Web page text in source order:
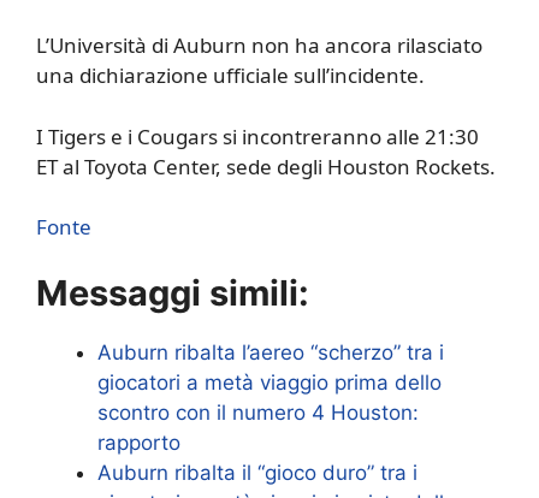
L’Università di Auburn non ha ancora rilasciato
una dichiarazione ufficiale sull’incidente.
I Tigers e i Cougars si incontreranno alle 21:30
ET al Toyota Center, sede degli Houston Rockets.
Fonte
Messaggi simili:
Auburn ribalta l’aereo “scherzo” tra i
giocatori a metà viaggio prima dello
scontro con il numero 4 Houston:
rapporto
Auburn ribalta il “gioco duro” tra i